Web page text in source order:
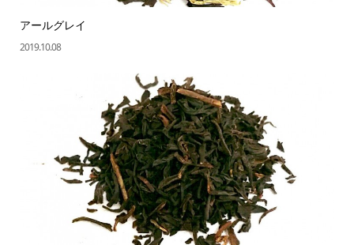
アールグレイ
2019.10.08